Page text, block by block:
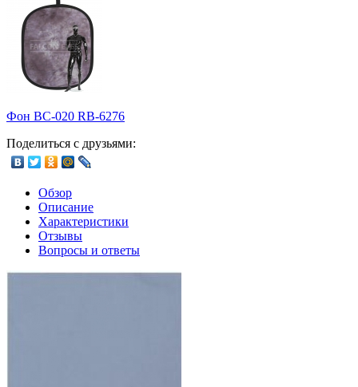
Фон BC-020 RB-6276
Поделиться с друзьями:
Обзор
Описание
Характеристики
Отзывы
Вопросы и ответы